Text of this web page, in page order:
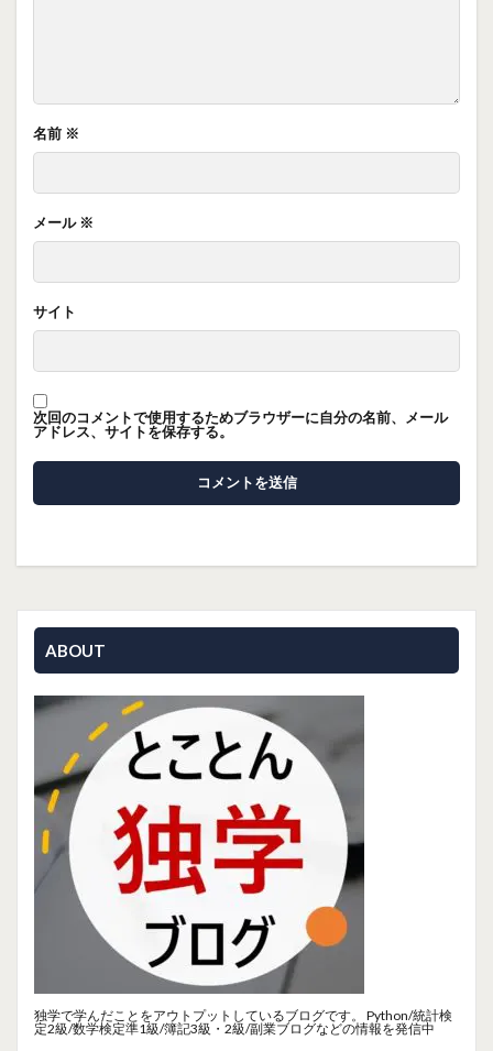
名前 ※
メール ※
サイト
次回のコメントで使用するためブラウザーに自分の名前、メール
アドレス、サイトを保存する。
ABOUT
独学で学んだことをアウトプットしているブログです。 Python/統計検
定2級/数学検定準1級/簿記3級・2級/副業ブログなどの情報を発信中